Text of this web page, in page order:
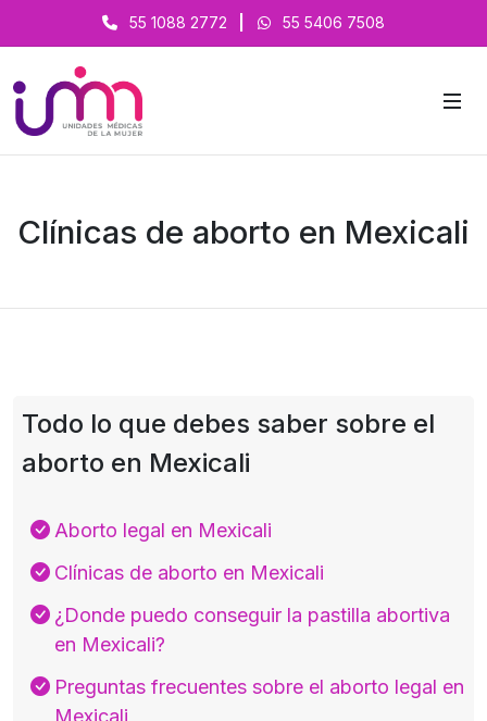
55 1088 2772 55 5406 7508
Clínicas de aborto en Mexicali
Todo lo que debes saber sobre el
aborto en Mexicali
Aborto legal en Mexicali
Clínicas de aborto en Mexicali
¿Donde puedo conseguir la pastilla abortiva
en Mexicali?
Preguntas frecuentes sobre el aborto legal en
Mexicali